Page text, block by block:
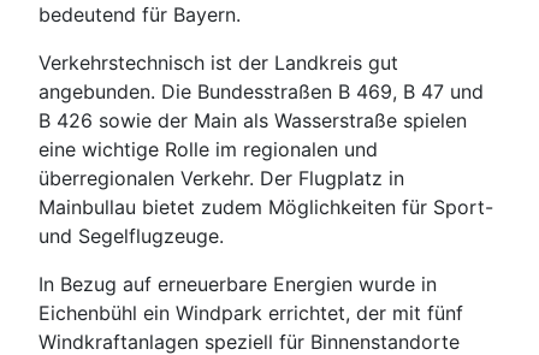
bedeutend für Bayern.
Verkehrstechnisch ist der Landkreis gut
angebunden. Die Bundesstraßen B 469, B 47 und
B 426 sowie der Main als Wasserstraße spielen
eine wichtige Rolle im regionalen und
überregionalen Verkehr. Der Flugplatz in
Mainbullau bietet zudem Möglichkeiten für Sport-
und Segelflugzeuge.
In Bezug auf erneuerbare Energien wurde in
Eichenbühl ein Windpark errichtet, der mit fünf
Windkraftanlagen speziell für Binnenstandorte